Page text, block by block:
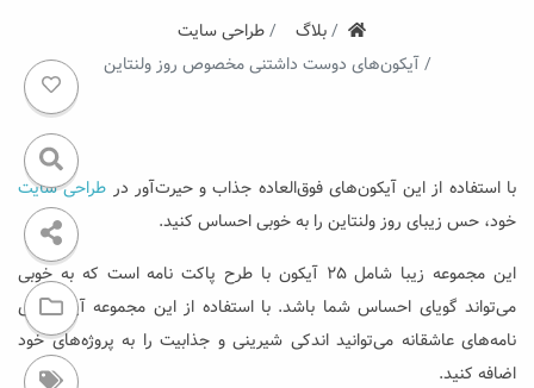
ستروکیت
بلاگ
طراحی سایت
آیکون‌های دوست داشتنی مخصوص روز ولنتاین
با استفاده از این آیکون‌های فوق‌العاده جذاب و حیرت‌آور در طراحی‌ سایت
خود، حس زیبای روز ولنتاین را به خوبی احساس کنید.
این مجموعه زیبا شامل ۲۵ آیکون با طرح پاکت نامه‌ است که به خوبی
می‌تواند گویای احساس شما باشد. با استفاده از این مجموعه آیکون‌های
نامه‌های عاشقانه می‌توانید اندکی شیرینی و جذابیت را به پروژه‌های خود
اضافه کنید.